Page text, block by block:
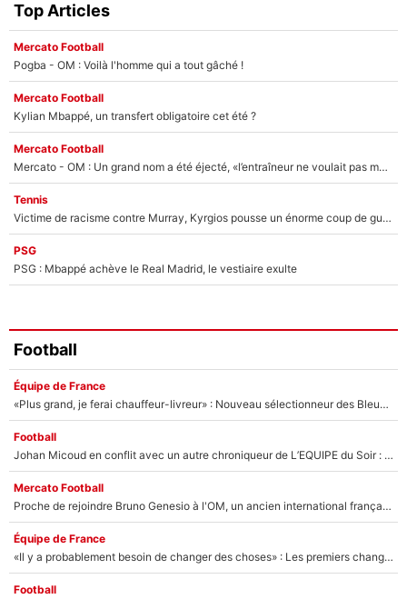
Top Articles
Mercato Football
Pogba - OM : Voilà l'homme qui a tout gâché !
Mercato Football
Kylian Mbappé, un transfert obligatoire cet été ?
Mercato Football
Mercato - OM : Un grand nom a été éjecté, «l’entraîneur ne voulait pas me conserver»
Tennis
Victime de racisme contre Murray, Kyrgios pousse un énorme coup de gueule !
PSG
PSG : Mbappé achève le Real Madrid, le vestiaire exulte
Football
Équipe de France
«Plus grand, je ferai chauffeur-livreur» : Nouveau sélectionneur des Bleus, Zinédine Zidane s’était imaginé un avenir très différent lorsqu'il était enfant
Football
Johan Micoud en conflit avec un autre chroniqueur de L’EQUIPE du Soir : «Pendant un moment, je ne les ai pas remis ensemble dans l'émission»
Mercato Football
Proche de rejoindre Bruno Genesio à l'OM, un ancien international français va finalement débarquer... sur RMC !
Équipe de France
«Il y a probablement besoin de changer des choses» : Les premiers changements de Zinedine Zidane en équipe de France sont révélés ?
Football